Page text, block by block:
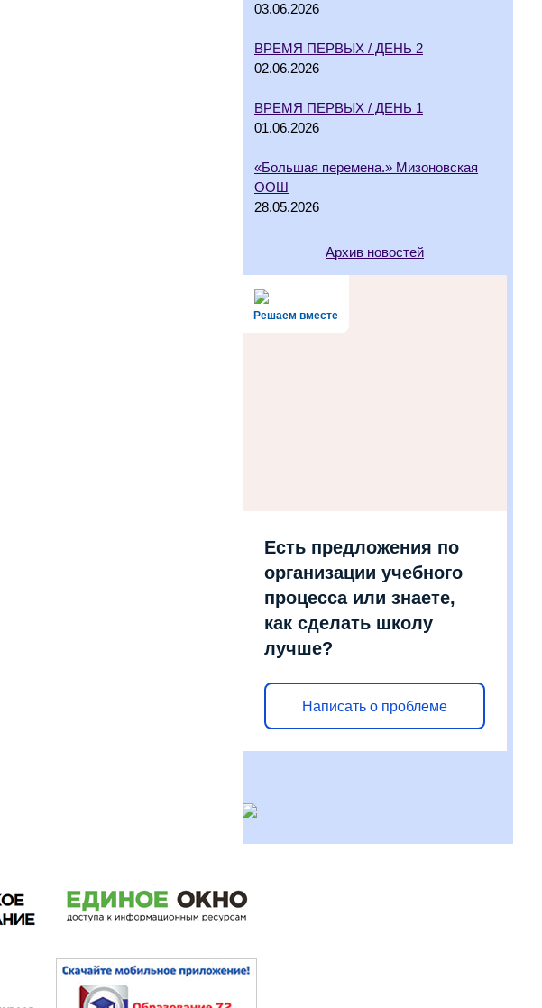
03.06.2026
ВРЕМЯ ПЕРВЫХ / ДЕНЬ 2
02.06.2026
ВРЕМЯ ПЕРВЫХ / ДЕНЬ 1
01.06.2026
«Большая перемена.» Мизоновская
ООШ
28.05.2026
Архив новостей
Решаем вместе
Есть предложения по
организации учебного
процесса или знаете,
как сделать школу
лучше?
Написать о проблеме